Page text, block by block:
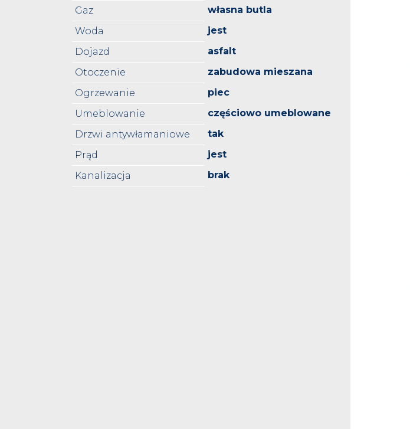
Gaz
własna butla
Woda
jest
Dojazd
asfalt
Otoczenie
zabudowa mieszana
Ogrzewanie
piec
Umeblowanie
częściowo umeblowane
Drzwi antywłamaniowe
tak
Prąd
jest
Kanalizacja
brak